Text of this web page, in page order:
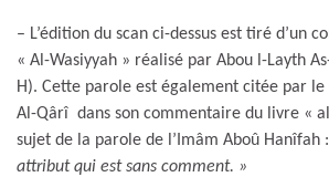
– L’édition du scan ci-dessus est tiré d’un
« Al-Wasiyyah » réalisé par Abou l-Layth
H). Cette parole est également citée par le
Al-Qârî dans son commentaire du livre «
sujet de la parole de l’Imâm Aboû Hanîfah :
attribut qui est sans comment. »